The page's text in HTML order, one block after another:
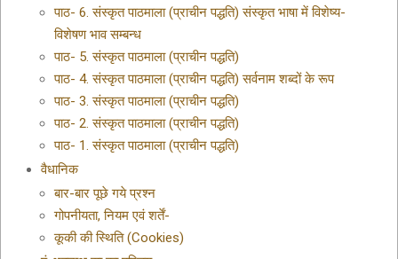
पाठ- 6. संस्कृत पाठमाला (प्राचीन पद्धति) संस्कृत भाषा में विशेष्य-
विशेषण भाव सम्बन्ध
पाठ- 5. संस्कृत पाठमाला (प्राचीन पद्धति)
पाठ- 4. संस्कृत पाठमाला (प्राचीन पद्धति) सर्वनाम शब्दों के रूप
पाठ- 3. संस्कृत पाठमाला (प्राचीन पद्धति)
पाठ- 2. संस्कृत पाठमाला (प्राचीन पद्धति)
पाठ- 1. संस्कृत पाठमाला (प्राचीन पद्धति)
वैधानिक
बार-बार पूछे गये प्रश्न
गोपनीयता, नियम एवं शर्तें-
कूकी की स्थिति (Cookies)